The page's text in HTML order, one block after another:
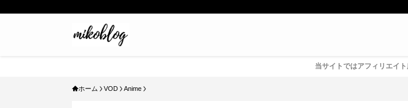
当サイトではアフィリエイ
ホーム VOD Anime